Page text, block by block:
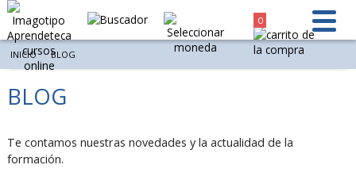
0
INICIO BLOG
BLOG
Te contamos nuestras novedades y la actualidad de la
formación.